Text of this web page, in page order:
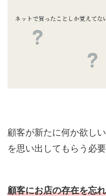
顧客が新たに何か欲し
を思い出してもらう必要
顧客にお店の存在を忘